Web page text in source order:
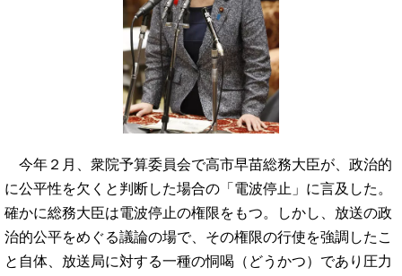
今年２月、衆院予算委員会で高市早苗総務大臣が、政治的
に公平性を欠くと判断した場合の「電波停止」に言及した。
確かに総務大臣は電波停止の権限をもつ。しかし、放送の政
治的公平をめぐる議論の場で、その権限の行使を強調したこ
と自体、放送局に対する一種の恫喝（どうかつ）であり圧力